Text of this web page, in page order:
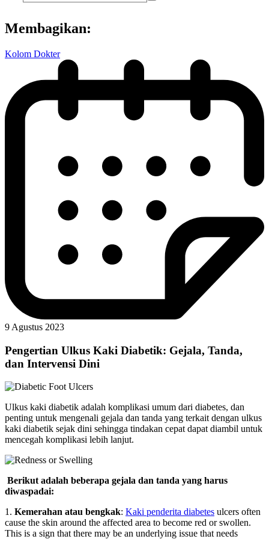
Membagikan:
Kolom Dokter
9 Agustus 2023
Pengertian Ulkus Kaki Diabetik: Gejala, Tanda,
dan Intervensi Dini
Ulkus kaki diabetik adalah komplikasi umum dari diabetes, dan
penting untuk mengenali gejala dan tanda yang terkait dengan ulkus
kaki diabetik sejak dini sehingga tindakan cepat dapat diambil untuk
mencegah komplikasi lebih lanjut.
Berikut adalah beberapa gejala dan tanda yang harus
diwaspadai:
1. Kemerahan atau bengkak: Kaki penderita diabetes ulcers often
cause the skin around the affected area to become red or swollen.
This is a sign that there may be an underlying issue that needs